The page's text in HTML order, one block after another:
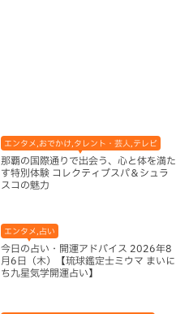
エンタメ,おでかけ,タレント・芸人,テレビ
那覇の国際通りで出会う、心と体を満た
す特別体験 コレクティブスパ＆シュラ
スコの魅力
エンタメ,占い
今日の占い・開運アドバイス 2026年8
月6日（木）【琉球鑑定士ミウマ まいに
ち九星気学開運占い】